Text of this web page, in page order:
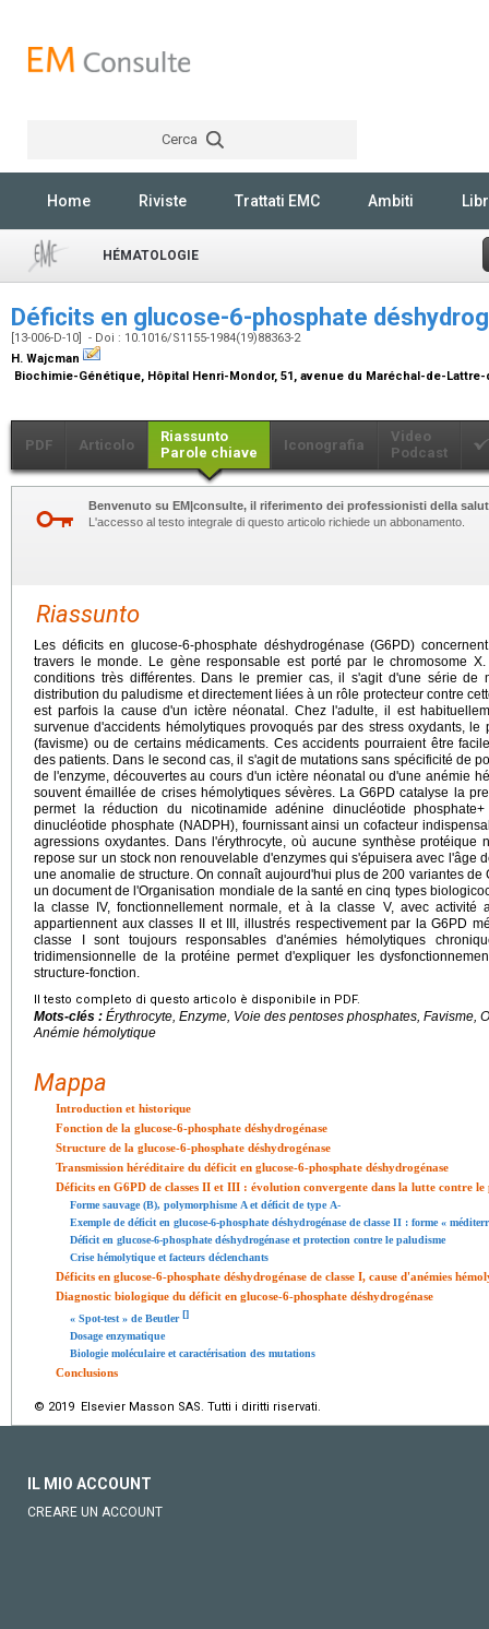
Cerca
Home Riviste Trattati EMC Ambiti
HÉMATOLOGIE
Déficits en glucose-6-phosphate
[13-006-D-10] - Doi : 10.1016/S1155-1984(19)88363-2
H. Wajcman
Biochimie-Génétique, Hôpital Henri-Mondor, 51, avenue du Maréchal-de-
PDF Articolo
Riassunto
Parole chiave
Iconografia
Video
Podcast
Benvenuto su EM|consulte, il riferimento dei professionisti della
L'accesso al testo integrale di questo articolo richiede un abbonamento.
Riassunto
Les déficits en glucose-6-phosphate déshydrogénase (G6PD)
travers le monde. Le gène responsable est porté par le chromosome
conditions très différentes. Dans le premier cas, il s'agit d'une série de
distribution du paludisme et directement liées à un rôle protecteur contre
est parfois la cause d'un ictère néonatal. Chez l'adulte, il est
survenue d'accidents hémolytiques provoqués par des stress oxydants,
(favisme) ou de certains médicaments. Ces accidents pourraient être
des patients. Dans le second cas, il s'agit de mutations sans spécificité de
de l'enzyme, découvertes au cours d'un ictère néonatal ou d'une anémie
souvent émaillée de crises hémolytiques sévères. La G6PD catalyse la
permet la réduction du nicotinamide adénine dinucléotide
dinucléotide phosphate (NADPH), fournissant ainsi un cofacteur
agressions oxydantes. Dans l'érythrocyte, où aucune synthèse protéique
repose sur un stock non renouvelable d'enzymes qui s'épuisera avec l'âge
une anomalie de structure. On connaît aujourd'hui plus de 200 variantes
un document de l'Organisation mondiale de la santé en cinq types
la classe IV, fonctionnellement normale, et à la classe V, avec activité
appartiennent aux classes II et III, illustrés respectivement par la G6PD
classe I sont toujours responsables d'anémies hémolytiques
tridimensionnelle de la protéine permet d'expliquer les
structure-fonction.
Il testo completo di questo articolo è disponibile in PDF.
Mots-clés : Érythrocyte, Enzyme, Voie des pentoses phosphates, Favisme,
Anémie hémolytique
Mappa
Introduction et historique
Fonction de la glucose-6-phosphate déshydrogénase
Structure de la glucose-6-phosphate déshydrogénase
Transmission héréditaire du déficit en glucose-6-phosphate déshydrogénase
Déficits en G6PD de classes II et III : évolution convergente dans la lutte contre le
Forme sauvage (B), polymorphisme A et déficit de type A-
Exemple de déficit en glucose-6-phosphate déshydrogénase de classe II : forme «
Déficit en glucose-6-phosphate déshydrogénase et protection contre le paludisme
Crise hémolytique et facteurs déclenchants
Déficits en glucose-6-phosphate déshydrogénase de classe I, cause d'anémies
Diagnostic biologique du déficit en glucose-6-phosphate déshydrogénase
« Spot-test » de Beutler[]
Dosage enzymatique
Biologie moléculaire et caractérisation des mutations
Conclusions
© 2019 Elsevier Masson SAS. Tutti i diritti riservati.
IL MIO ACCOUNT
CREARE UN ACCOUNT